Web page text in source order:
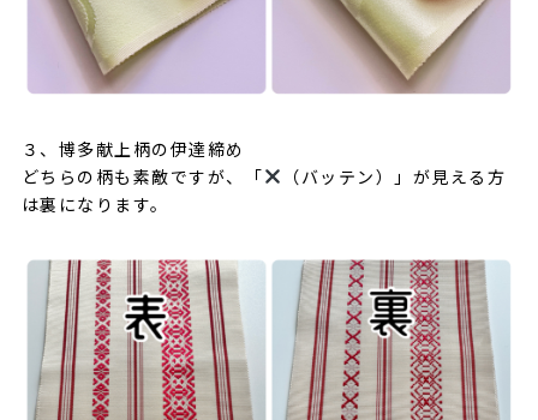
３、博多献上柄の伊達締め
どちらの柄も素敵ですが、「
（バッテン）」が見える方
は裏になります。